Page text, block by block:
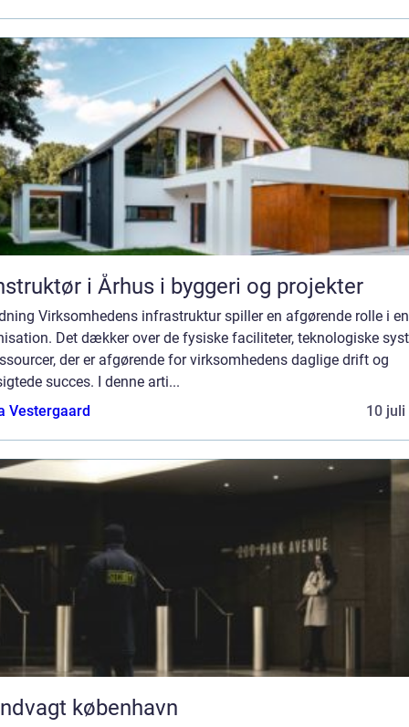
i Århus i byggeri og projekter
Virksomhedens infrastruktur spiller en afgørende rolle i
Det dækker over de fysiske faciliteter, teknologiske
der er afgørende for virksomhedens daglige drift og
succes. I denne arti...
Vestergaard
10 juli
københavn